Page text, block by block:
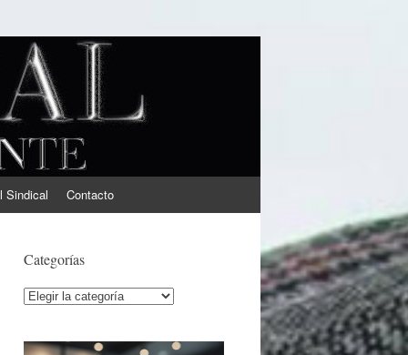
Sindical Contacto
Categorías
Categorías